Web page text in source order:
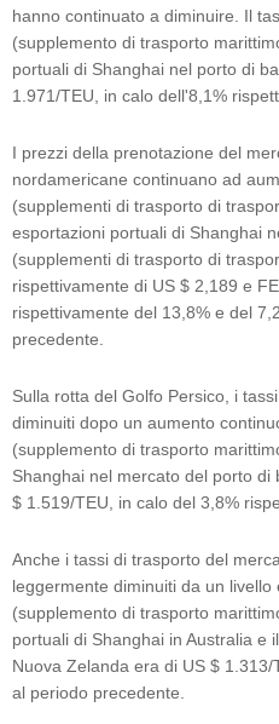
hanno continuato a diminuire. Il
(supplemento di trasporto
portuali di Shanghai nel porto di
1.971/TEU, in calo dell'8,1%
I prezzi della prenotazione del
nordamericane continuano ad
(supplementi di trasporto di
esportazioni portuali di Shanghai
(supplementi di trasporto di
rispettivamente di US $ 2,189 e
rispettivamente del 13,8% e del
precedente.
Sulla rotta del Golfo Persico, i
diminuiti dopo un aumento
(supplemento di trasporto
Shanghai nel mercato del porto
$ 1.519/TEU, in calo del 3,8%
Anche i tassi di trasporto del
leggermente diminuiti da un
(supplemento di trasporto
portuali di Shanghai in Australia e
Nuova Zelanda era di US $
al periodo precedente.